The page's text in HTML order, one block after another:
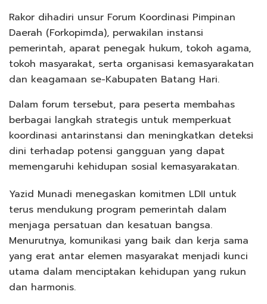
Rakor dihadiri unsur Forum Koordinasi Pimpinan
Daerah (Forkopimda), perwakilan instansi
pemerintah, aparat penegak hukum, tokoh agama,
tokoh masyarakat, serta organisasi kemasyarakatan
dan keagamaan se-Kabupaten Batang Hari.
Dalam forum tersebut, para peserta membahas
berbagai langkah strategis untuk memperkuat
koordinasi antarinstansi dan meningkatkan deteksi
dini terhadap potensi gangguan yang dapat
memengaruhi kehidupan sosial kemasyarakatan.
Yazid Munadi menegaskan komitmen LDII untuk
terus mendukung program pemerintah dalam
menjaga persatuan dan kesatuan bangsa.
Menurutnya, komunikasi yang baik dan kerja sama
yang erat antar elemen masyarakat menjadi kunci
utama dalam menciptakan kehidupan yang rukun
dan harmonis.